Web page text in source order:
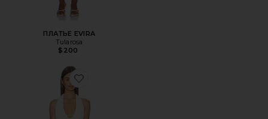
ПЛАТЬЕ EVIRA
Tularosa
$200
Favorite ПЛАТЬЕ FRINGE MINI